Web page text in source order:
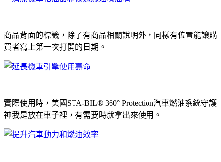
商品背面的標籤，除了有商品相關說明外，同樣有位置能讓購
買者寫上第一次打開的日期。
實際使用時，美國STA-BIL® 360° Protection汽車燃油系統守護
神我是放在車子裡，有需要時就拿出來使用。